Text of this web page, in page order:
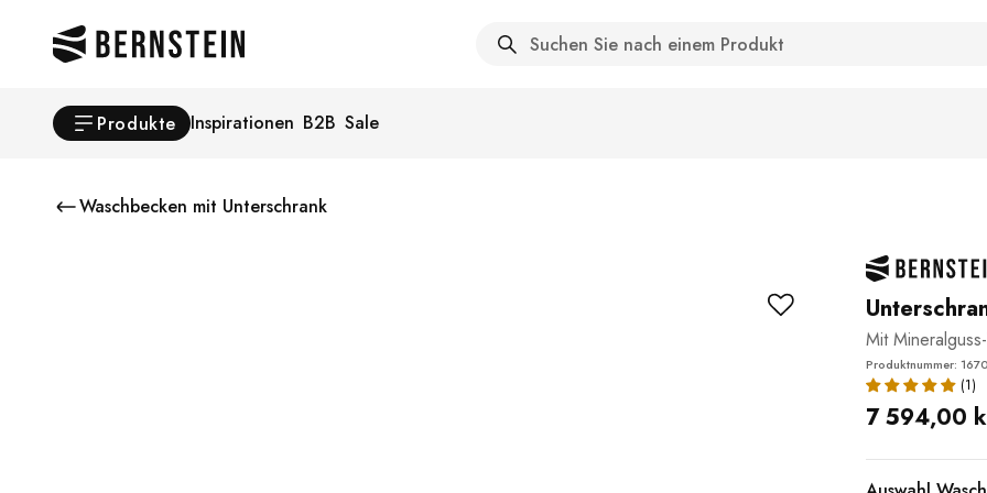
Search
Produkte Inspirationen B2B Sale
Waschbecken mit Unterschrank
Mit
Produktnummer:
7 594,00